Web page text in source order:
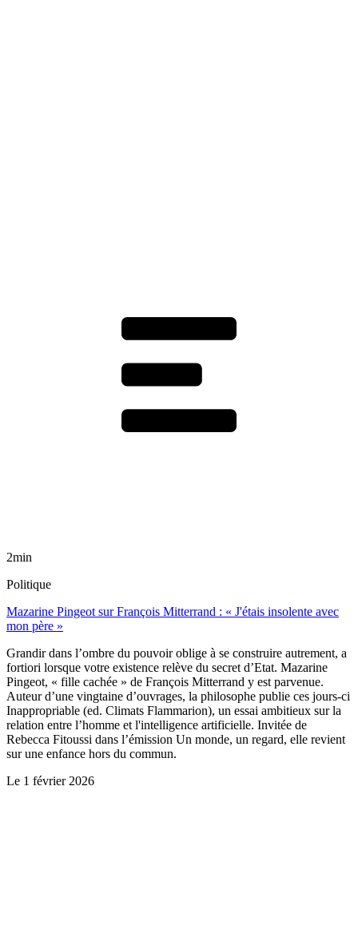
2min
Politique
Mazarine Pingeot sur François Mitterrand : « J'étais insolente avec
mon père »
Grandir dans l’ombre du pouvoir oblige à se construire autrement, a
fortiori lorsque votre existence relève du secret d’Etat. Mazarine
Pingeot, « fille cachée » de François Mitterrand y est parvenue.
Auteur d’une vingtaine d’ouvrages, la philosophe publie ces jours-ci
Inappropriable (ed. Climats Flammarion), un essai ambitieux sur la
relation entre l’homme et l'intelligence artificielle. Invitée de
Rebecca Fitoussi dans l’émission Un monde, un regard, elle revient
sur une enfance hors du commun.
Le 1 février 2026